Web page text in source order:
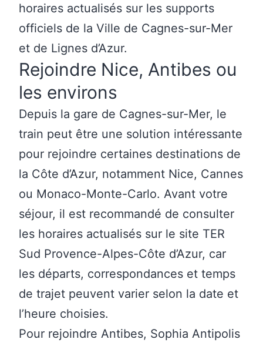
horaires actualisés sur les supports
officiels de la Ville de Cagnes-sur-Mer
et de Lignes d’Azur.
Rejoindre Nice, Antibes ou
les environs
Depuis la gare de Cagnes-sur-Mer, le
train peut être une solution intéressante
pour rejoindre certaines destinations de
la Côte d’Azur, notamment Nice, Cannes
ou Monaco-Monte-Carlo. Avant votre
séjour, il est recommandé de consulter
les horaires actualisés sur le site TER
Sud Provence-Alpes-Côte d’Azur, car
les départs, correspondances et temps
de trajet peuvent varier selon la date et
l’heure choisies.
Pour rejoindre Antibes, Sophia Antipolis